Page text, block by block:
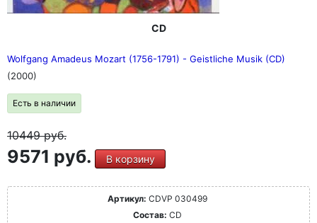
CD
Wolfgang Amadeus Mozart (1756-1791) - Geistliche Musik (CD)
(2000)
Есть в наличии
10449руб.
9571 руб. В корзину
Артикул: CDVP 030499
Состав: CD